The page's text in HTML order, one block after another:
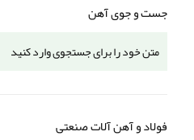
جست و جوی آهن
فولاد و آهن آلات صنعتی